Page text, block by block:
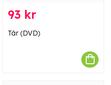
93 kr
Tár (DVD)